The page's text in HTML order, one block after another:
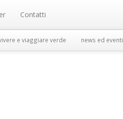
Contatti
e viaggiare verde news ed eventi